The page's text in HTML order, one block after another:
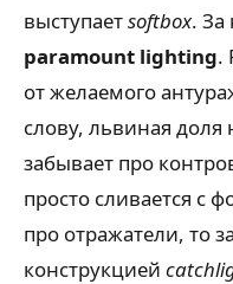
выступаетsoftbox. За
paramount lighting.
от желаемого
слову, львиная
забывает про
просто сливается с
про отражатели, то
конструкцией